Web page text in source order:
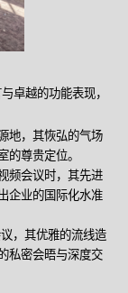
卓越的功能表现，
地，其恢弘的气场
尊贵定位。
频会议时，其先进
企业的国际化水准
，其优雅的流线造
私密会晤与深度交